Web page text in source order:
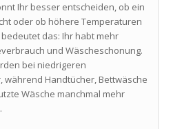
Ihr besser entscheiden, ob ein
oder ob höhere Temperaturen
bedeutet das: Ihr habt mehr
und Wäscheschonung.
bei niedrigeren
während Handtücher, Bettwäsche
Wäsche manchmal mehr